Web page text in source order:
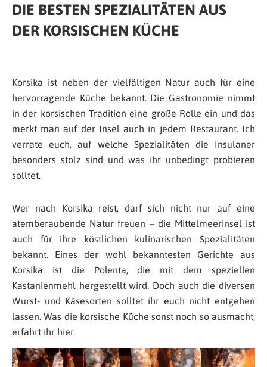
DIE BESTEN SPEZIALITÄTEN AUS
DER KORSISCHEN KÜCHE
Korsika ist neben der vielfältigen Natur auch für eine
hervorragende Küche bekannt. Die Gastronomie nimmt
in der korsischen Tradition eine große Rolle ein und das
merkt man auf der Insel auch in jedem Restaurant. Ich
verrate euch, auf welche Spezialitäten die Insulaner
besonders stolz sind und was ihr unbedingt probieren
solltet.
Wer nach Korsika reist, darf sich nicht nur auf eine
atemberaubende Natur freuen – die Mittelmeerinsel ist
auch für ihre köstlichen kulinarischen Spezialitäten
bekannt. Eines der wohl bekanntesten Gerichte aus
Korsika ist die Polenta, die mit dem speziellen
Kastanienmehl hergestellt wird. Doch auch die diversen
Wurst- und Käsesorten solltet ihr euch nicht entgehen
lassen. Was die korsische Küche sonst noch so ausmacht,
erfahrt ihr hier.